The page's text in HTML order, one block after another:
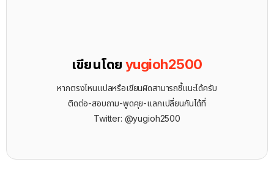
เขียนโดยyugioh2500
หากตรงไหนแปลหรือเขียนผิดสามารถชี้แนะได้ครับ
ติดต่อ-สอบถาม-พูดคุย-แลกเปลี่ยนกันได้ที่
Twitter: @yugioh2500